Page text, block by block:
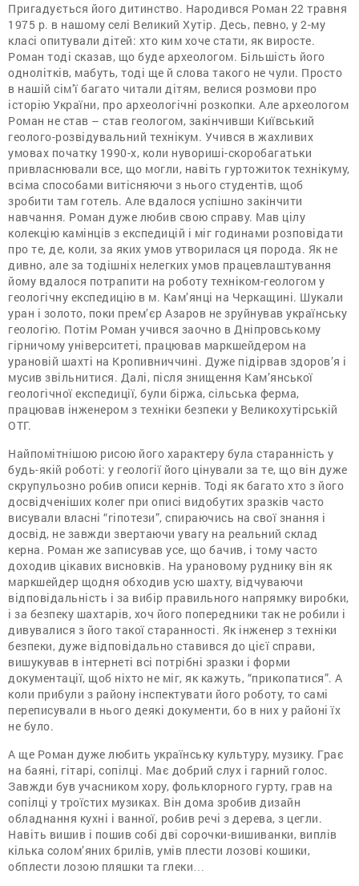
Пригадується його дитинство. Народився Роман 22 травня
1975 р. в нашому селі Великий Хутір. Десь, певно, у 2-му
класі опитували дітей: хто ким хоче стати, як виросте.
Роман тоді сказав, що буде археологом. Більшість його
однолітків, мабуть, тоді ще й слова такого не чули. Просто
в нашій сім’ї багато читали дітям, велися розмови про
історію України, про археологічні розкопки. Але археологом
Роман не став – став геологом, закінчивши Київський
геолого-розвідувальний технікум. Учився в жахливих
умовах початку 1990-х, коли нувориші-скоробагатьки
привласнювали все, що могли, навіть гуртожиток технікуму,
всіма способами витісняючи з нього студентів, щоб
зробити там готель. Але вдалося успішно закінчити
навчання. Роман дуже любив свою справу. Мав цілу
колекцію камінців з експедицій і міг годинами розповідати
про те, де, коли, за яких умов утворилася ця порода. Як не
дивно, але за тодішніх нелегких умов працевлаштування
йому вдалося потрапити на роботу техніком-геологом у
геологічну експедицію в м. Кам’янці на Черкащині. Шукали
уран і золото, поки прем’єр Азаров не зруйнував українську
геологію. Потім Роман учився заочно в Дніпровському
гірничому університеті, працював маркшейдером на
урановій шахті на Кропивниччині. Дуже підірвав здоров’я і
мусив звільнитися. Далі, після знищення Кам’янської
геологічної експедиції, були біржа, сільська ферма,
працював інженером з техніки безпеки у Великохутірській
ОТГ.
Найпомітнішою рисою його характеру була старанність у
будь-якій роботі: у геології його цінували за те, що він дуже
скрупульозно робив описи кернів. Тоді як багато хто з його
досвідченіших колег при описі видобутих зразків часто
висували власні “гіпотези”, спираючись на свої знання і
досвід, не завжди звертаючи увагу на реальний склад
керна. Роман же записував усе, що бачив, і тому часто
доходив цікавих висновків. На урановому руднику він як
маркшейдер щодня обходив усю шахту, відчуваючи
відповідальність і за вибір правильного напрямку виробки,
і за безпеку шахтарів, хоч його попередники так не робили і
дивувалися з його такої старанності. Як інженер з техніки
безпеки, дуже відповідально ставився до цієї справи,
вишукував в інтернеті всі потрібні зразки і форми
документації, щоб ніхто не міг, як кажуть, “прикопатися”. А
коли прибули з району інспектувати його роботу, то самі
переписували в нього деякі документи, бо в них у районі їх
не було.
А ще Роман дуже любить українську культуру, музику. Грає
на баяні, гітарі, сопілці. Має добрий слух і гарний голос.
Завжди був учасником хору, фольклорного гурту, грав на
сопілці у троїстих музиках. Він дома зробив дизайн
обладнання кухні і ванної, робив речі з дерева, з цегли.
Навіть вишив і пошив собі дві сорочки-вишиванки, виплів
кілька солом’яних брилів, умів плести лозові кошики,
обплести лозою пляшки та глеки…